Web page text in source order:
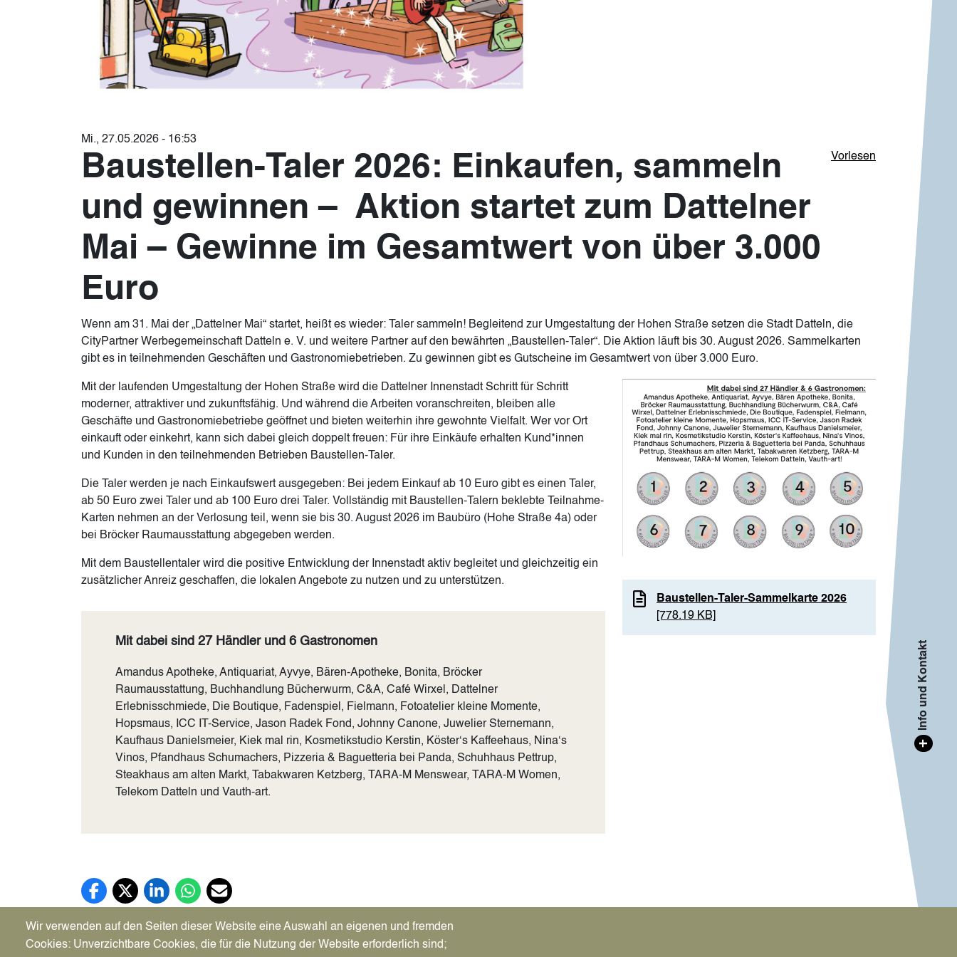
Mi., 27.05.2026 - 16:53
Vorlesen
Baustellen-Taler 2026: Einkaufen, sammeln
und gewinnen – Aktion startet zum Dattelner
Mai – Gewinne im Gesamtwert von über 3.000
Euro
Wenn am 31. Mai der „Dattelner Mai“ startet, heißt es wieder: Taler sammeln! Begleitend zur Umgestaltung der Hohen Straße setzen die Stadt Datteln, die
CityPartner Werbegemeinschaft Datteln e. V. und weitere Partner auf den bewährten „Baustellen-Taler“. Die Aktion läuft bis 30. August 2026. Sammelkarten
gibt es in teilnehmenden Geschäften und Gastronomiebetrieben. Zu gewinnen gibt es Gutscheine im Gesamtwert von über 3.000 Euro.
Mit der laufenden Umgestaltung der Hohen Straße wird die Dattelner Innenstadt Schritt für Schritt
moderner, attraktiver und zukunftsfähig. Und während die Arbeiten voranschreiten, bleiben alle
Geschäfte und Gastronomiebetriebe geöffnet und bieten weiterhin ihre gewohnte Vielfalt. Wer vor Ort
einkauft oder einkehrt, kann sich dabei gleich doppelt freuen: Für ihre Einkäufe erhalten Kund*innen
und Kunden in den teilnehmenden Betrieben Baustellen-Taler.
Die Taler werden je nach Einkaufswert ausgegeben: Bei jedem Einkauf ab 10 Euro gibt es einen Taler,
ab 50 Euro zwei Taler und ab 100 Euro drei Taler. Vollständig mit Baustellen-Talern beklebte Teilnahme-
Karten nehmen an der Verlosung teil, wenn sie bis 30. August 2026 im Baubüro (Hohe Straße 4a) oder
bei Bröcker Raumausstattung abgegeben werden.
Mit dem Baustellentaler wird die positive Entwicklung der Innenstadt aktiv begleitet und gleichzeitig ein
zusätzlicher Anreiz geschaffen, die lokalen Angebote zu nutzen und zu unterstützen.
Mit dabei sind 27 Händler und 6 Gastronomen
Amandus Apotheke, Antiquariat, Ayvye, Bären-Apotheke, Bonita, Bröcker
Raumausstattung, Buchhandlung Bücherwurm, C&A, Café Wirxel, Dattelner
Erlebnisschmiede, Die Boutique, Fadenspiel, Fielmann, Fotoatelier kleine Momente,
Hopsmaus, ICC IT-Service, Jason Radek Fond, Johnny Canone, Juwelier Sternemann,
Kaufhaus Danielsmeier, Kiek mal rin, Kosmetikstudio Kerstin, Köster‘s Kaffeehaus, Nina‘s
Vinos, Pfandhaus Schumachers, Pizzeria & Baguetteria bei Panda, Schuhhaus Pettrup,
Steakhaus am alten Markt, Tabakwaren Ketzberg, TARA-M Menswear, TARA-M Women,
Telekom Datteln und Vauth-art.
Baustellen-Taler-Sammelkarte 2026
[778.19 KB]
Facebook (öffnet in neuem Tab)
X (öffnet in neuem Tab)
LinkedIn (öffnet in neuem Tab)
WhatsApp (öffnet in neuem Tab)
E-Mail (öffnet in neuem Tab)
Wir verwenden auf den Seiten dieser Website eine Auswahl an eigenen und fremden
Cookies: Unverzichtbare Cookies, die für die Nutzung der Website erforderlich sind;
+
Info und Kontakt